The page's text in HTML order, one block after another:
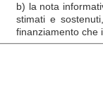
b) la nota
stimati e
finanziamento che